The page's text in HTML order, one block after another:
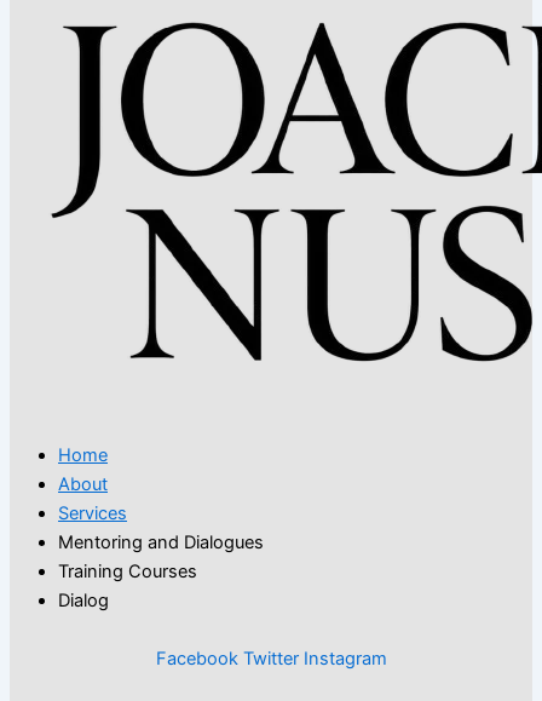
Home
About
Services
Mentoring and Dialogues
Training Courses
Dialog
Facebook Twitter Instagram